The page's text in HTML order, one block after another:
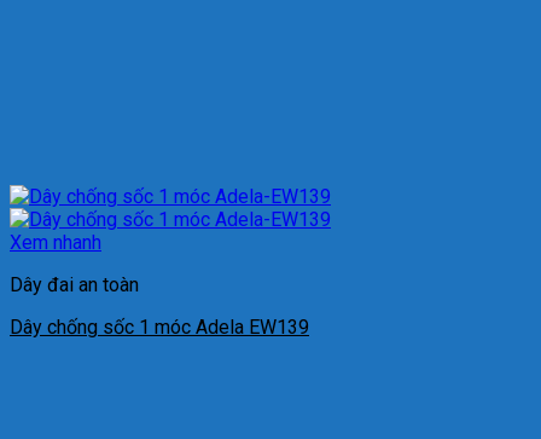
Xem nhanh
Dây đai an toàn
Dây chống sốc 1 móc Adela EW139